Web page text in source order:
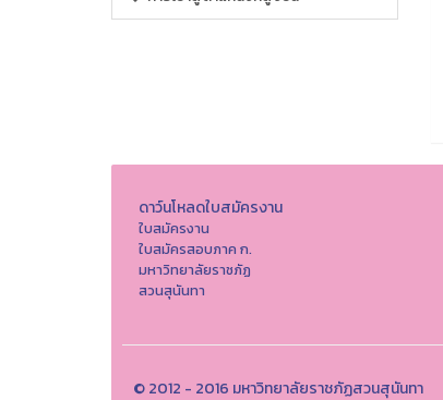
ดาว์นโหลดใบสมัครงาน
ใบสมัครงาน
ใบสมัครสอบภาค ก.
มหาวิทยาลัยราชภัฏ
สวนสุนันทา
© 2012 - 2016 มหาวิทยาลัยราชภัฏสวนสุนันทา